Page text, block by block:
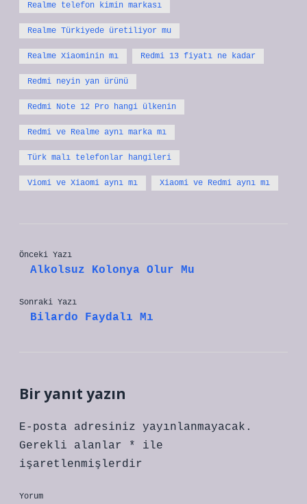
Realme telefon kimin markası
Realme Türkiyede üretiliyor mu
Realme Xiaominin mı Redmi 13 fiyatı ne kadar
Redmi neyin yan ürünü
Redmi Note 12 Pro hangi ülkenin
Redmi ve Realme aynı marka mı
Türk malı telefonlar hangileri
Viomi ve Xiaomi aynı mı Xiaomi ve Redmi aynı mı
Önceki Yazı
Alkolsuz Kolonya Olur Mu
Sonraki Yazı
Bilardo Faydalı Mı
Bir yanıt yazın
E-posta adresiniz yayınlanmayacak.
Gerekli alanlar
*
ile
işaretlenmişlerdir
Yorum